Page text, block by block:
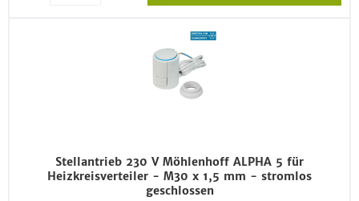
Stellantrieb 230 V Möhlenhoff ALPHA 5 für
Heizkreisverteiler - M30 x 1,5 mm - stromlos
geschlossen